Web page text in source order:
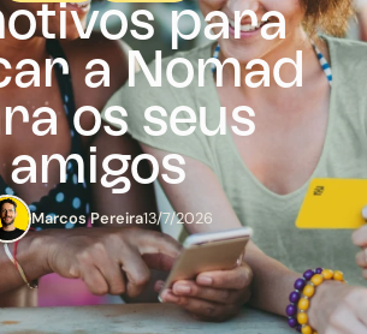
para
a Nomad
os seus
amigos
Marcos Pereira13/7/2026